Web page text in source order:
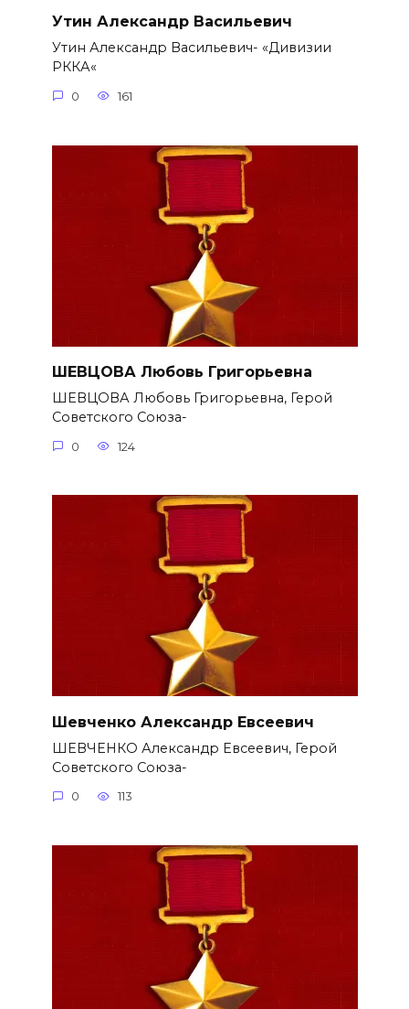
Утин Александр Васильевич
Утин Александр Васильевич- «Дивизии
РККА«
0 161
ШЕВЦОВА Любовь Григорьевна
ШЕВЦОВА Любовь Григорьевна, Герой
Советского Союза-
0 124
Шевченко Александр Евсеевич
ШЕВЧЕНКО Александр Евсеевич, Герой
Советского Союза-
0 113